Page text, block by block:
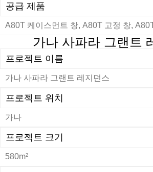
공급 제품
A80T 케이스먼트 창, A80T 고정 창,
가나 사파라 그랜트
프로젝트 이름
가나 사파라 그랜트 레지던스
프로젝트 위치
가나
프로젝트 크기
580m²